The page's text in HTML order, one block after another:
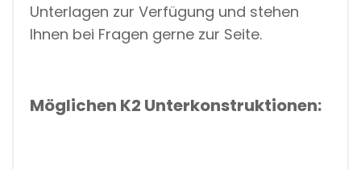
Unterlagen zur Verfügung und stehen
Ihnen bei Fragen gerne zur Seite.
Möglichen K2 Unterkonstruktionen: